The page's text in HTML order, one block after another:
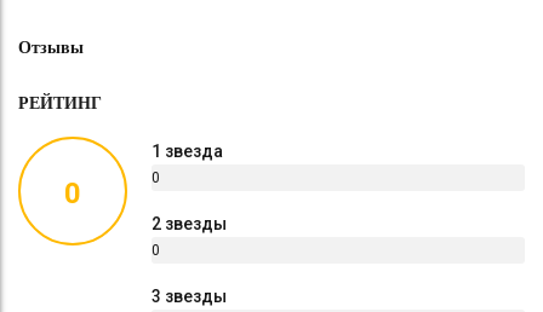
Отзывы
РЕЙТИНГ
0
1 звезда
0
2 звезды
0
3 звезды